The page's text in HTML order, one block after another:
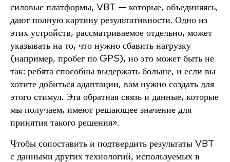
силовые платформы, VBT — которые, объединяясь,
дают полную картину результативности. Одно из
этих устройств, рассматриваемое отдельно, может
указывать на то, что нужно сбавить нагрузку
(например, пробег по GPS), но это может быть не
так: ребята способны выдержать больше, и если вы
хотите добиться адаптации, вам нужно создать для
этого стимул. Эта обратная связь и данные, которые
мы получаем, имеют решающее значение для
принятия такого решения».
Чтобы сопоставить и подтвердить результаты VBT
с данными других технологий, используемых в